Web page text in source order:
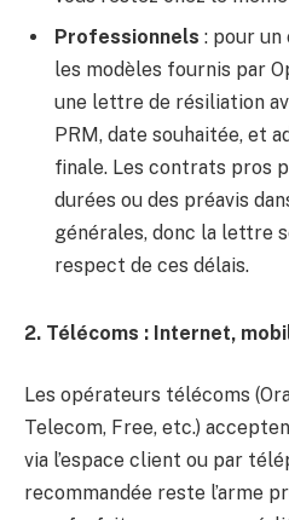
Professionnels : pour
les modèles fournis par
une lettre de résiliation
PRM, date souhaitée, et
finale. Les contrats pros
durées ou des préavis
générales, donc la lettre
respect de ces délais.
2. Télécoms : Internet,
Les opérateurs télécoms
Telecom, Free, etc.)
via l’espace client ou par
recommandée reste l’arme